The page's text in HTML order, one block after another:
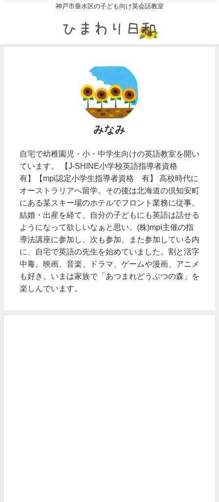
神戸市垂水区の子ども向け英会話教室
みなみ
自宅で幼稚園児・小・中学生向けの英語教室を開い
ています。 【J-SHINE小学校英語指導者資格
有】【mpi認定小学生指導者資格 有】 高校時代に
オーストラリアへ留学。その後は北海道の倶知安町
にある某スキー場のホテルでフロント業務に従事。
結婚・出産を経て、自分の子どもにも英語は話せる
ようになって欲しいなぁと思い、(株)mpi主催の指
導法講座に参加し、次も参加、また参加している内
に、自宅で英語の先生を始めていました。割と活字
中毒。映画、音楽、ドラマ、ゲームや漫画、アニメ
も好き。いまは家族で「あつまれどうぶつの森」を
楽しんでいます。